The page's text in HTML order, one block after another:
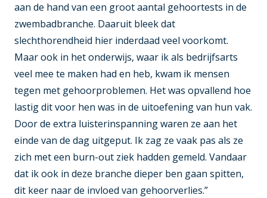
aan de hand van een groot aantal gehoortests in de
zwembadbranche. Daaruit bleek dat
slechthorendheid hier inderdaad veel voorkomt.
Maar ook in het onderwijs, waar ik als bedrijfsarts
veel mee te maken had en heb, kwam ik mensen
tegen met gehoorproblemen. Het was opvallend hoe
lastig dit voor hen was in de uitoefening van hun vak.
Door de extra luisterinspanning waren ze aan het
einde van de dag uitgeput. Ik zag ze vaak pas als ze
zich met een burn-out ziek hadden gemeld. Vandaar
dat ik ook in deze branche dieper ben gaan spitten,
dit keer naar de invloed van gehoorverlies.”